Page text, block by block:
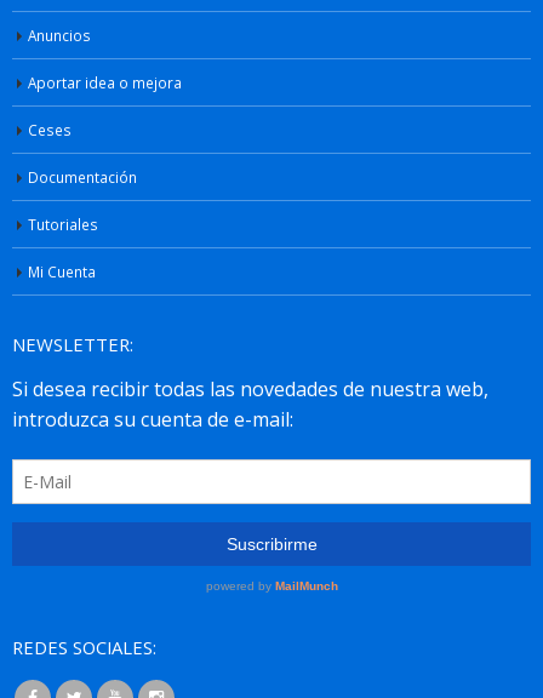
Anuncios
Aportar idea o mejora
Ceses
Documentación
Tutoriales
Mi Cuenta
NEWSLETTER:
REDES SOCIALES: